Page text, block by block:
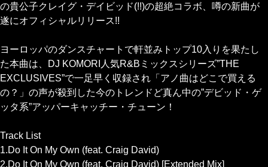
の貴公子クレイグ・デイビッド(!!)の超絶コラボ、噂の新曲が
遂にオフィシャルリリース!!
ヨーロッパのダンスチャートで軒並みトップ10入りを果たし
た本曲は、DJ KOMORI人気R&Bミックスシリーズ”THE
EXCLUSIVES”で一足早く収録され「アノ曲はどこで買える
の？」の声が殺到した今のトレンドど真ん中の”デビッド・ゲ
ッタ系”アッパーキャッチー・チューン！
Track List
1.Do It On My Own (feat. Craig David)
2.Do It On My Own (feat. Craig David) [Extended Mix]